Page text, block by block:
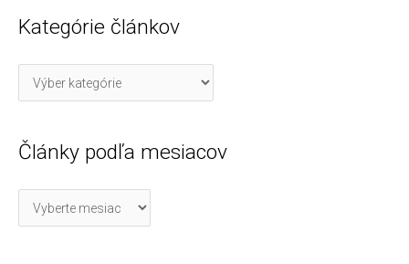
Kategórie článkov
Články podľa mesiacov